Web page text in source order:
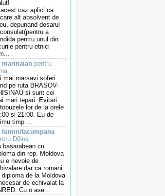
acest caz aplici ca
alt absolvent de
depunand dosarul
consulat(pentru a
pentru unul din
pentru etnici
marinaian pentru
mai marsavi soferi
pe ruta BRASOV-
si sunt cei
mari tepari. Evitari
lor de la orele
si 21:00. Eu de
timp ...
luminitacumpana
D0ina
basarabean cu
din rep. Moldova
e nevoie de
dar ca romani
diploma de la Moldova
de echivalat la
Cu o ase...